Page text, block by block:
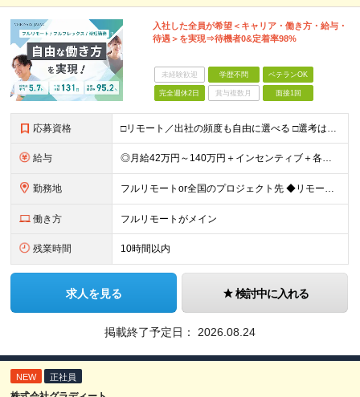
入社した全員が希望＜キャリア・働き方・給与・
待遇＞を実現⇒待機者0&定着率98%
未経験歓迎 学歴不問 ベテランOK
完全週休2日 賞与複数月 面接1回
応募資格 □リモート／出社の頻度も自由に選べる □選考は役員とWeb面談1回のみ □学歴不問／第二新卒歓迎／ブランクOK 【応募条件】 ◎インフラエンジニアの実務経験1年以上をお持ちの方 └運用・監視だけの方
給与 ◎月給42万円～140万円＋インセンティブ＋各種手当 ・エンジニア平均年収640万円 ・入社したエンジニア全員年収UP！平均180万円UP！ ・還元率80~95%！平均還元率86.9% ・単価連動型⇒
勤務地 フルリモートor全国のプロジェクト先 ◆リモート実施率93%（リモート／出社の頻度も自分で選べる） ◆UIターン歓迎！転勤なし ※(変更の範囲)上記を除く当社関連勤務地 ＼独立した評価機関による評価
働き方 フルリモートがメイン
残業時間 10時間以内
求人を見る 検討中に入れる
掲載終了予定日： 2026.08.24
NEW 正社員